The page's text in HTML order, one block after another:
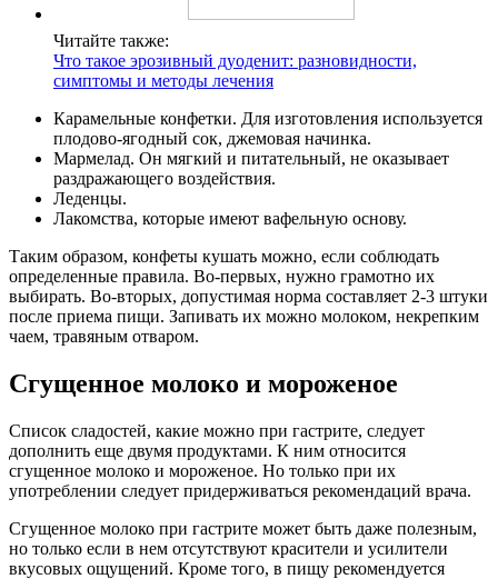
Читайте также:
Что такое эрозивный дуоденит: разновидности,
симптомы и методы лечения
Карамельные конфетки. Для изготовления используется
плодово-ягодный сок, джемовая начинка.
Мармелад. Он мягкий и питательный, не оказывает
раздражающего воздействия.
Леденцы.
Лакомства, которые имеют вафельную основу.
Таким образом, конфеты кушать можно, если соблюдать
определенные правила. Во-первых, нужно грамотно их
выбирать. Во-вторых, допустимая норма составляет 2-3 штуки
после приема пищи. Запивать их можно молоком, некрепким
чаем, травяным отваром.
Сгущенное молоко и мороженое
Список сладостей, какие можно при гастрите, следует
дополнить еще двумя продуктами. К ним относится
сгущенное молоко и мороженое. Но только при их
употреблении следует придерживаться рекомендаций врача.
Сгущенное молоко при гастрите может быть даже полезным,
но только если в нем отсутствуют красители и усилители
вкусовых ощущений. Кроме того, в пищу рекомендуется